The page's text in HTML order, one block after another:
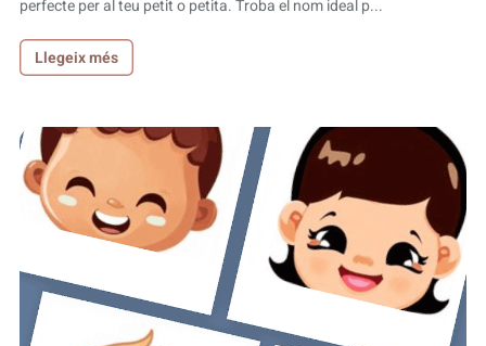
perfecte per al teu petit o petita. Troba el nom ideal p...
Llegeix més